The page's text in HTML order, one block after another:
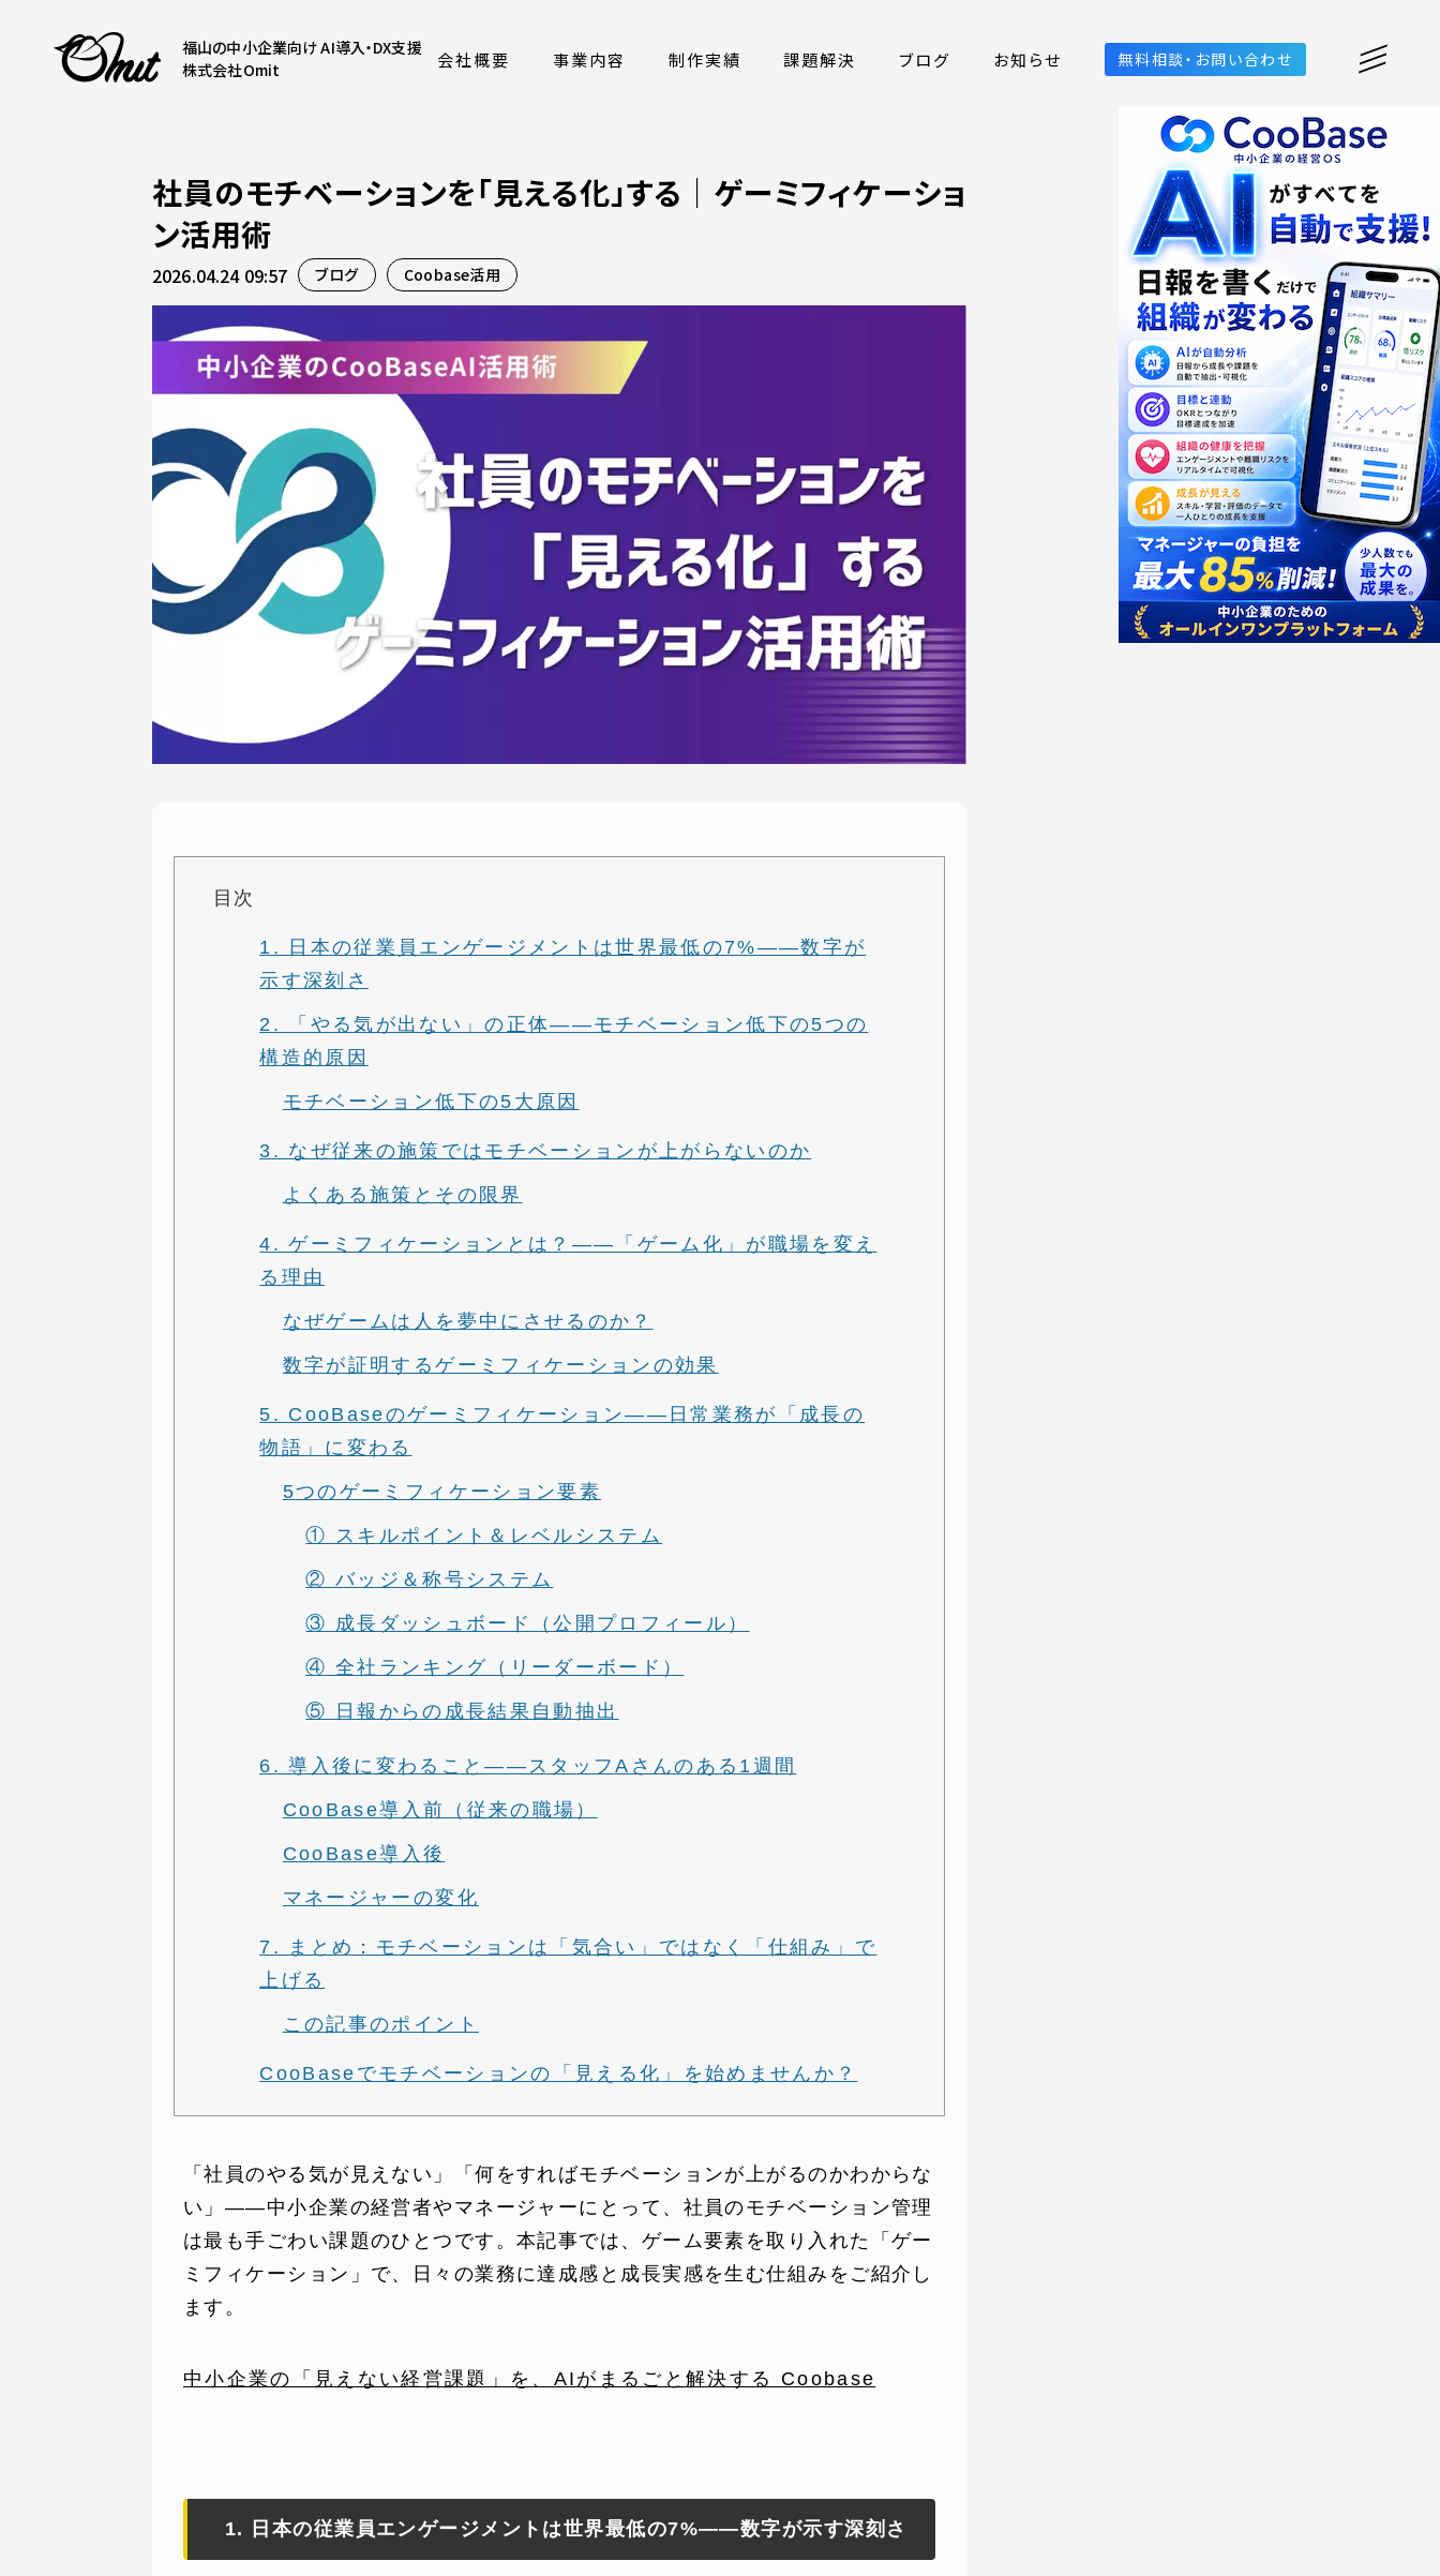
福山の中小企業向け AI導入・DX支援
株式会社Omit
会社概要 事業内容 制作実績 課題解決 ブログ お知らせ 無料相談・お問い合わせ
SERVICE
事業内容
AI導入支援
ホームページ制作
CONTENT
コンテンツ
料金表
COMPANY
企業案内
お知らせ
WEBでお問い合わせ 電話でお問い合わせ
社員のモチベーションを「見える化」する｜ゲーミフィケーショ
ン活用術
2026.04.24 09:57 ブログ Coobase活用
目次
1. 日本の従業員エンゲージメントは世界最低の7%——数字が
示す深刻さ
2. 「やる気が出ない」の正体——モチベーション低下の5つの
構造的原因
モチベーション低下の5大原因
3. なぜ従来の施策ではモチベーションが上がらないのか
よくある施策とその限界
4. ゲーミフィケーションとは？——「ゲーム化」が職場を変え
る理由
なぜゲームは人を夢中にさせるのか？
数字が証明するゲーミフィケーションの効果
5. CooBaseのゲーミフィケーション——日常業務が「成長の
物語」に変わる
5つのゲーミフィケーション要素
① スキルポイント＆レベルシステム
② バッジ＆称号システム
③ 成長ダッシュボード（公開プロフィール）
④ 全社ランキング（リーダーボード）
⑤ 日報からの成長結果自動抽出
6. 導入後に変わること——スタッフAさんのある1週間
CooBase導入前（従来の職場）
CooBase導入後
マネージャーの変化
7. まとめ：モチベーションは「気合い」ではなく「仕組み」で
上げる
この記事のポイント
CooBaseでモチベーションの「見える化」を始めませんか？
「社員のやる気が見えない」「何をすればモチベーションが上がるのかわからな
い」——中小企業の経営者やマネージャーにとって、社員のモチベーション管理
は最も手ごわい課題のひとつです。本記事では、ゲーム要素を取り入れた「ゲー
ミフィケーション」で、日々の業務に達成感と成長実感を生む仕組みをご紹介し
ます。
中小企業の「見えない経営課題」を、AIがまるごと解決する Coobase
1. 日本の従業員エンゲージメントは世界最低の7%——数字が示す深刻さ